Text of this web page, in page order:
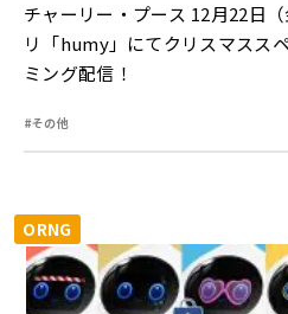
チャーリー・プース 12月22日
リ「humy」にてクリスマスス
ミング配信！
#その他
ORNG